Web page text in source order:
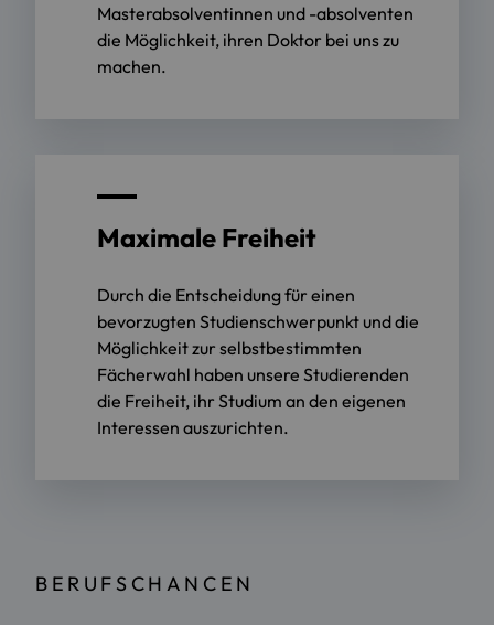
Masterabsolventinnen und -absolventen
die Möglichkeit, ihren Doktor bei uns zu
machen.
Maximale Freiheit
Durch die Entscheidung für einen
bevorzugten Studienschwerpunkt und die
Möglichkeit zur selbstbestimmten
Fächerwahl haben unsere Studierenden
die Freiheit, ihr Studium an den eigenen
Interessen auszurichten.
BERUFSCHANCEN